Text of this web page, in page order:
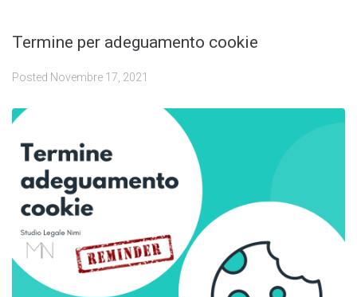
Termine per adeguamento cookie
Posted Novembre 17, 2021